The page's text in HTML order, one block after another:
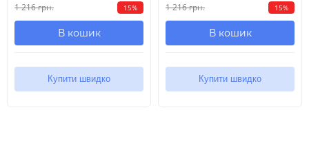
1 216 грн. 15%
В кошик
Купити швидко
1 216 грн. 15%
В кошик
Купити швидко